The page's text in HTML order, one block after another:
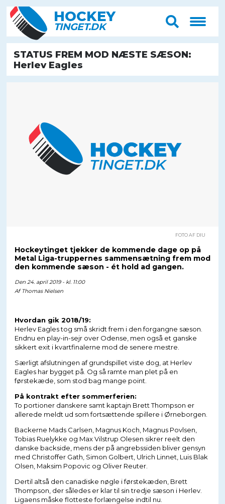
HOCKEY
TINGET.DK
STATUS FREM MOD NÆSTE SÆSON:
Herlev Eagles
FOTO AF DIU
Hockeytinget tjekker de kommende dage op på
Metal Liga-truppernes sammensætning frem mod
den kommende sæson - ét hold ad gangen.
Den 24. april 2019 - kl. 11:00
AfThomas Nielsen
Hvordan gik 2018/19:
Herlev Eagles tog små skridt frem i den forgangne sæson.
Endnu en play-in-sejr over Odense, men også et ganske
sikkert exit i kvartfinalerne mod de senere mestre.
Særligt afslutningen af grundspillet viste dog, at Herlev
Eagles har bygget på. Og så ramte man plet på en
førstekæde, som stod bag mange point.
På kontrakt efter sommerferien:
To portioner danskere samt kaptajn Brett Thompson er
allerede meldt ud som fortsættende spillere i Ørneborgen.
Backerne Mads Carlsen, Magnus Koch, Magnus Povlsen,
Tobias Ruelykke og Max Vilstrup Olesen sikrer reelt den
danske backside, mens der på angrebssiden bliver gensyn
med Christoffer Gath, Simon Golbert, Ulrich Linnet, Luis Blak
Olsen, Maksim Popovic og Oliver Reuter.
Dertil altså den canadiske nøgle i førstekæden, Brett
Thompson, der således er klar til sin tredje sæson i Herlev.
Ligaens måske flotteste forlængelse indtil nu.